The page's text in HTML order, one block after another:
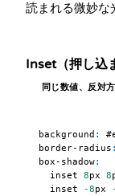
読まれる微妙な
Inset（押し込
同じ数値、反対
background :
border-radius :
box-shadow:
  inset
8px 8
  inset
-8px